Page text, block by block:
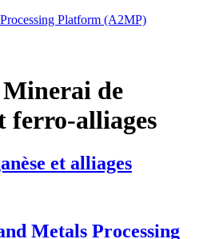
Platform (A2MP)
Minerai de
ferro-alliages
et alliages
Metals Processing